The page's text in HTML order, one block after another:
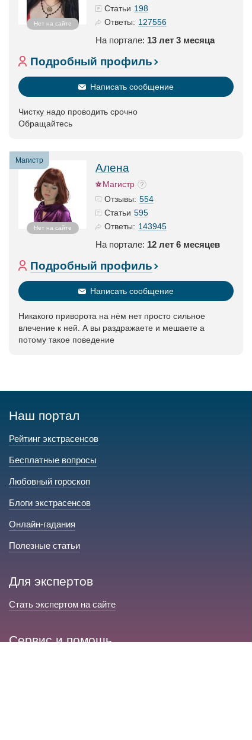
Нет на сайте
Статьи 198
Ответы: 127556
На портале: 13 лет 3 месяца
Подробный профиль
Написать сообщение
Чистку надо проводить срочно
Обращайтесь
Магистр
Нет на сайте
Алена
Магистр
Отзывы: 554
Статьи 595
Ответы: 143945
На портале: 12 лет 6 месяцев
Подробный профиль
Написать сообщение
Никакого приворота на нём нет просто сильное
влечение к ней. А вы раздражаете и мешаете а
потому такое поведение
Наш портал
Рейтинг экстрасенсов
Бесплатные вопросы
Любовный гороскоп
Блоги экстрасенсов
Онлайн-гадания
Полезные статьи
Для экспертов
Стать экспертом на сайте
Сервис и помощь